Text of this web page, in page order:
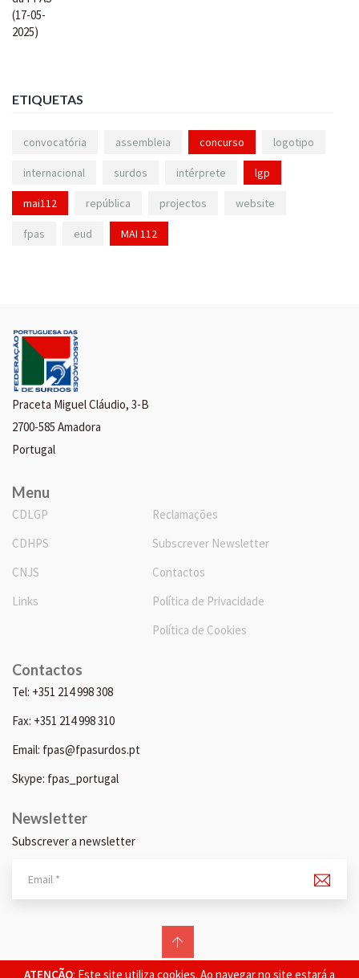
ATENÇÃO: Este site utiliza cookies. Ao navegar no site estará a
ETIQUETAS
convocatória assembleia concurso logotipo
internacional surdos intérprete lgp
mai112 república projectos website
fpas eud MAI 112
Praceta Miguel Cláudio, 3-B
2700-585 Amadora
Portugal
Menu
CDLGP
CDHPS
CNJS
Links
Reclamações
Subscrever Newsletter
Contactos
Política de Privacidade
Política de Cookies
Contactos
Tel: +351 214 998 308
Fax: +351 214 998 310
Email: fpas@fpasurdos.pt
Skype: fpas_portugal
Newsletter
Subscrever a newsletter
© 2026 FPAS. Todos os direitos reservados.